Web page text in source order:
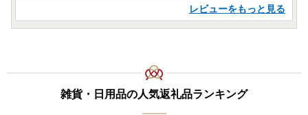
レビューをもっと見る
雑貨・日用品の人気返礼品ランキング